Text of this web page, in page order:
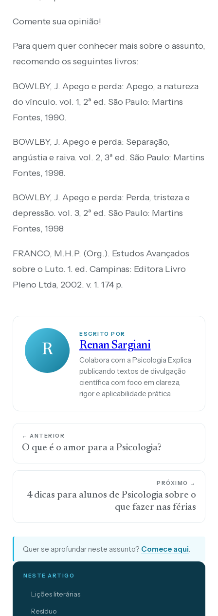
Comente sua opinião!
Para quem quer conhecer mais sobre o assunto,
recomendo os seguintes livros:
BOWLBY, J. Apego e perda: Apego, a natureza
do vínculo. vol. 1, 2ª ed. São Paulo: Martins
Fontes, 1990.
BOWLBY, J. Apego e perda: Separação,
angústia e raiva. vol. 2, 3ª ed. São Paulo: Martins
Fontes, 1998.
BOWLBY, J. Apego e perda: Perda, tristeza e
depressão. vol. 3, 2ª ed. São Paulo: Martins
Fontes, 1998
FRANCO, M.H.P. (Org.). Estudos Avançados
sobre o Luto. 1. ed. Campinas: Editora Livro
Pleno Ltda, 2002. v. 1. 174 p.
R
ESCRITO POR
Renan Sargiani
Colabora com a Psicologia Explica
publicando textos de divulgação
científica com foco em clareza,
rigor e aplicabilidade prática.
← ANTERIOR
O que é o amor para a Psicologia?
PRÓXIMO →
4 dicas para alunos de Psicologia sobre o
que fazer nas férias
Quer se aprofundar neste assunto? Comece aqui.
NESTE ARTIGO
Lições literárias
Resíduo